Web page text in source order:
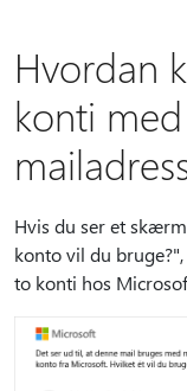
Hvordan
konti
Hvis du ser et
konto vil du
to konti hos